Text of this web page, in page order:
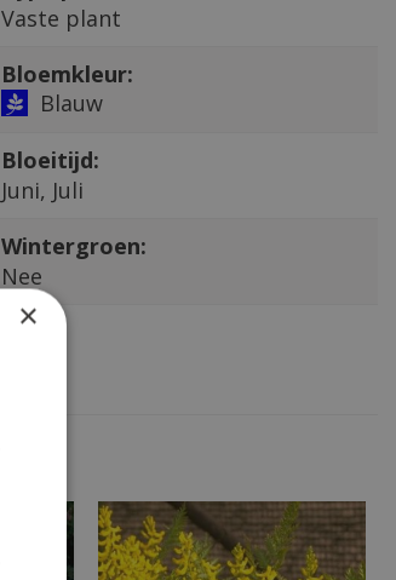
Vaste plant
Bloemkleur:
Blauw
Bloeitijd:
Juni, Juli
Wintergroen:
Nee
×